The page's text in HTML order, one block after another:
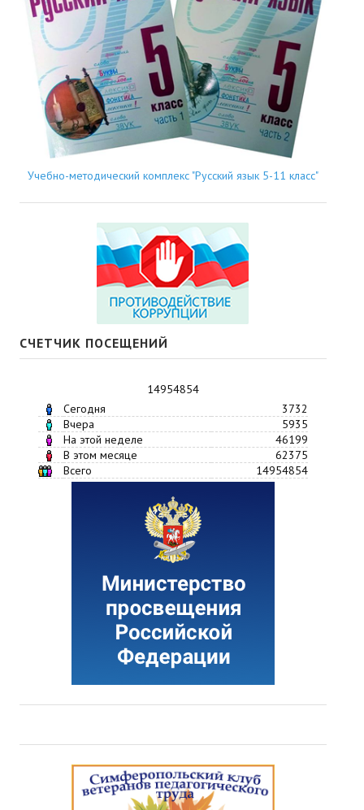
Учебно-методический комплекс "Русский язык 5-11 класс"
СЧЕТЧИК ПОСЕЩЕНИЙ
14954854
Сегодня
3732
Вчера
5935
На этой неделе
46199
В этом месяце
62375
Всего
14954854